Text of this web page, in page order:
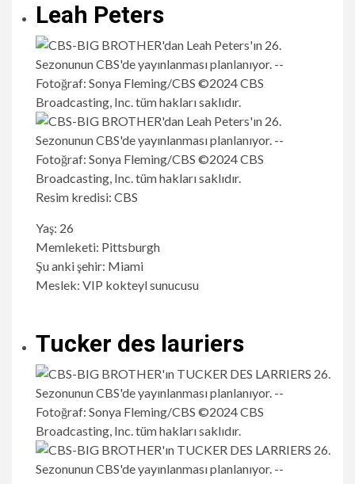
Leah Peters
Resim kredisi: CBS
Yaş: 26
Memleketi: Pittsburgh
Şu anki şehir: Miami
Meslek: VIP kokteyl sunucusu
Tucker des lauriers